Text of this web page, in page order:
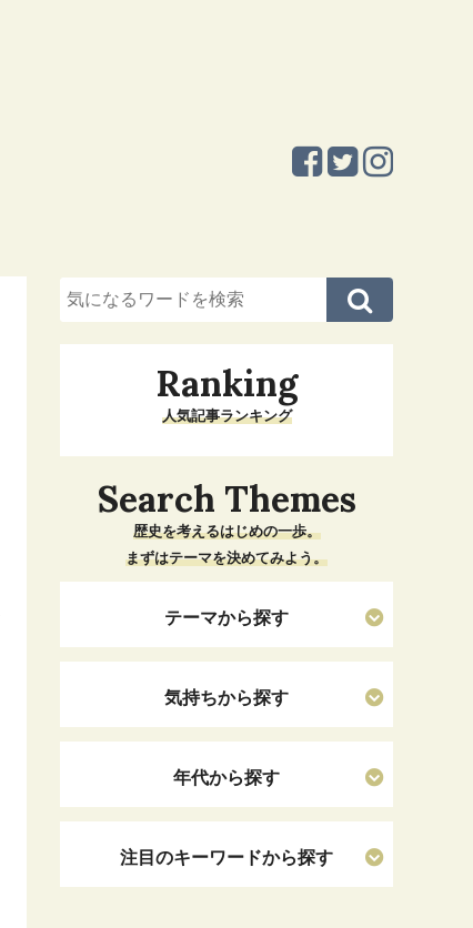
Ranking
人気記事ランキング
Search Themes
歴史を考えるはじめの一歩。
まずはテーマを決めてみよう。
テーマから探す
気持ちから探す
年代から探す
注目のキーワードから探す